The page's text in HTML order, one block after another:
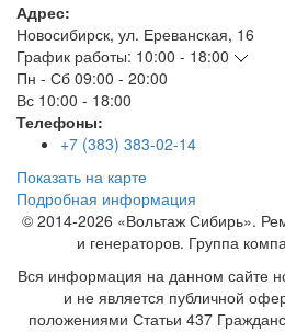
Адрес:
Новосибирск, ул. Ереванская, 16
График работы: 10:00 - 18:00
Пн - Сб 09:00 - 20:00
Вс 10:00 - 18:00
Телефоны:
+7 (383) 383-02-14
Показать на карте
Подробная информация
© 2014-2026 «Вольтаж Сибирь».
и генераторов. Группа
Вся информация на данном сайте
и не является публичной
положениями Статьи 437